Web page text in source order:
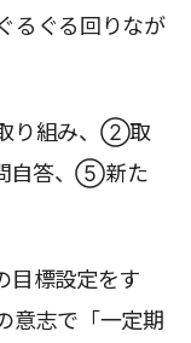
るぐる回りなが
り組み、②取
自答、⑤新た
目標設定をす
意志で「一定期